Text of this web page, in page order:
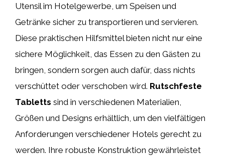
Utensil im Hotelgewerbe, um Speisen und
Getränke sicher zu transportieren und servieren.
Diese praktischen Hilfsmittel bieten nicht nur eine
sichere Möglichkeit, das Essen zu den Gästen zu
bringen, sondern sorgen auch dafür, dass nichts
verschüttet oder verschoben wird. Rutschfeste
Tabletts sind in verschiedenen Materialien,
Größen und Designs erhältlich, um den vielfältigen
Anforderungen verschiedener Hotels gerecht zu
werden. Ihre robuste Konstruktion gewährleistet